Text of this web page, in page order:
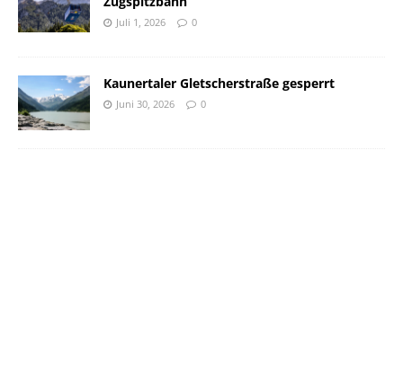
Juli 1, 2026 0
Kaunertaler Gletscherstraße gesperrt
Juni 30, 2026 0